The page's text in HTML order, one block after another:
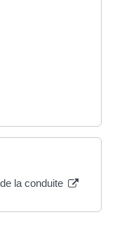
la conduite